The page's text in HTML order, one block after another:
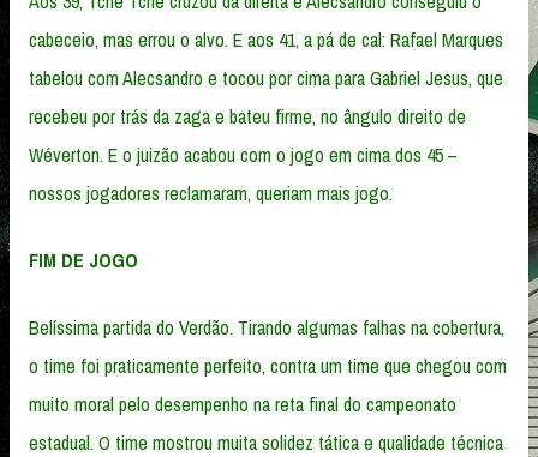
cabeceio, mas errou o alvo. E aos 41, a pá de cal: Rafael Marques
tabelou com Alecsandro e tocou por cima para Gabriel Jesus, que
recebeu por trás da zaga e bateu firme, no ângulo direito de
Wéverton. E o juizão acabou com o jogo em cima dos 45 –
nossos jogadores reclamaram, queriam mais jogo.
FIM DE JOGO
Belíssima partida do Verdão. Tirando algumas falhas na cobertura,
o time foi praticamente perfeito, contra um time que chegou com
muito moral pelo desempenho na reta final do campeonato
estadual. O time mostrou muita solidez tática e qualidade técnica